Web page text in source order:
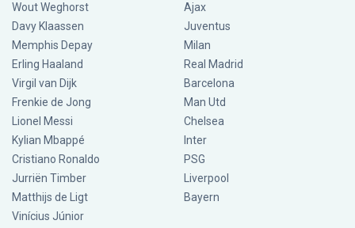
Wout Weghorst
Davy Klaassen
Memphis Depay
Erling Haaland
Virgil van Dijk
Frenkie de Jong
Lionel Messi
Kylian Mbappé
Cristiano Ronaldo
Jurriën Timber
Matthijs de Ligt
Vinícius Júnior
Ajax
Juventus
Milan
Real Madrid
Barcelona
Man Utd
Chelsea
Inter
PSG
Liverpool
Bayern